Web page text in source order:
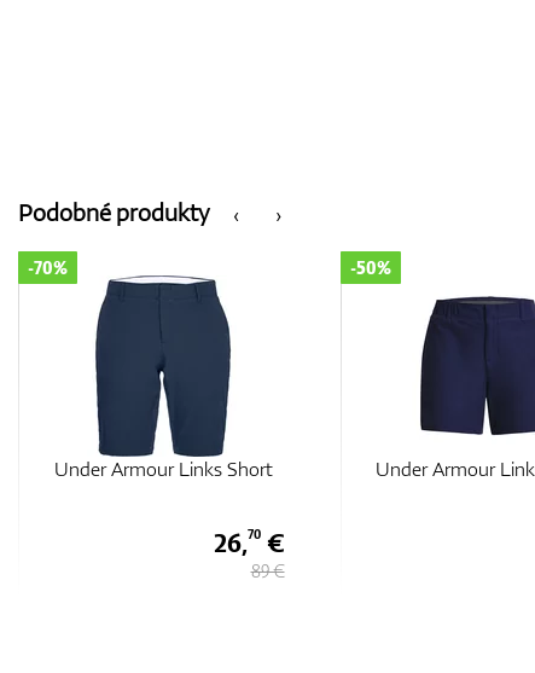
‹
Podobné produkty ›
Under Armour Links Short
-50%
40 €
80 €
Under Armour
-50%